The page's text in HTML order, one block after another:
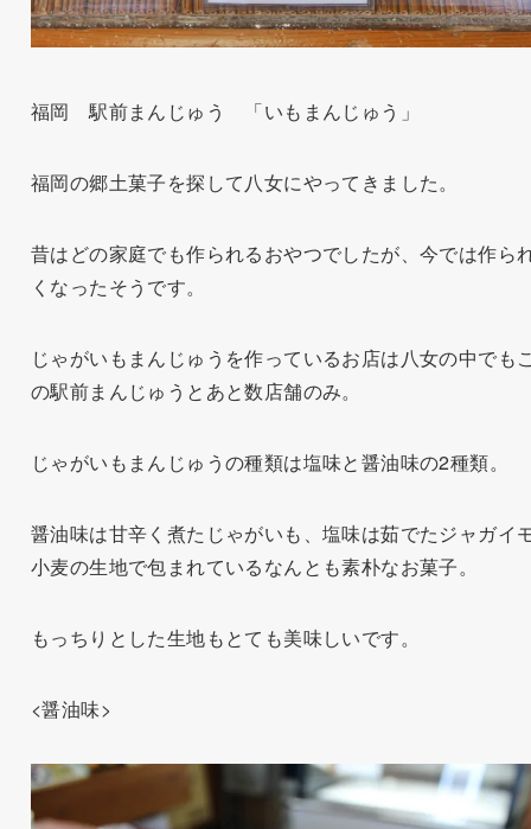
福岡 駅前まんじゅう 「いもまんじゅう」
福岡の郷土菓子を探して八女にやってきました。
昔はどの家庭でも作られるおやつでしたが、今では作ら
くなったそうです。
じゃがいもまんじゅうを作っているお店は八女の中でも
の駅前まんじゅうとあと数店舗のみ。
じゃがいもまんじゅうの種類は塩味と醤油味の2種類。
醤油味は甘辛く煮たじゃがいも、塩味は茹でたジャガイ
小麦の生地で包まれているなんとも素朴なお菓子。
もっちりとした生地もとても美味しいです。
<醤油味>